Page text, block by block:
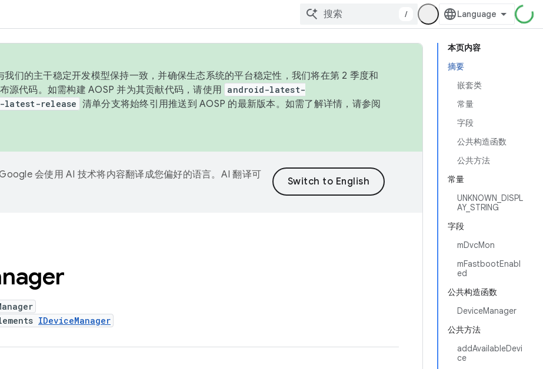
/
本页内容
摘要
嵌套类
常量
字段
公共构造函数
公共方法
常量
UNKNOWN_DISPL
AY_STRING
字段
mDvcMon
mFastbootEnabl
ed
公共构造函数
DeviceManager
公共方法
addAvailableDevi
ce
我们的主干稳定开发模型保持一致，并确保生态系统的平台稳定性，我们将在第 2 季度和
源代码。如需构建 AOSP 并为其贡献代码，请使用 android-latest-
latest-release 清单分支将始终引用推送到 AOSP 的最新版本。如需了解详情，请参阅
会使用 AI 技术将内容翻译成您偏好的语言。AI 翻译可
IDeviceManager